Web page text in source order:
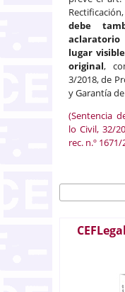
Rectificación,
debe
lugar
original,
3/2018, de
y Garantía
(Sentencia
lo Civil, 32/
rec. n.º 1671/
Buscar